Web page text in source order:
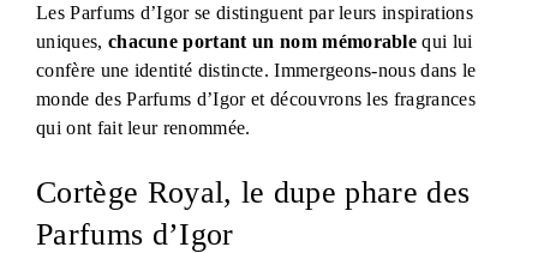
Les Parfums d’Igor se distinguent par leurs inspirations
uniques, chacune portant un nom mémorable qui lui
confère une identité distincte. Immergeons-nous dans le
monde des Parfums d’Igor et découvrons les fragrances
qui ont fait leur renommée.
Cortège Royal, le dupe phare des
Parfums d’Igor